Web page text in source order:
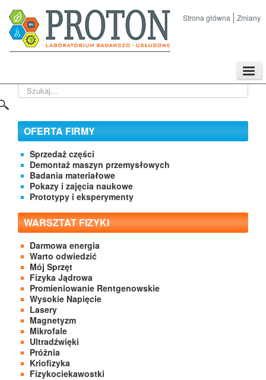
Strona główna Zmiany
Kontakt
Szukaj...
OFERTA FIRMY
Sprzedaż części
Demontaż maszyn przemysłowych
Badania materiałowe
Pokazy i zajęcia naukowe
Prototypy i eksperymenty
WARSZTAT FIZYKI
Darmowa energia
Warto odwiedzić
Mój Sprzęt
Fizyka Jądrowa
Promieniowanie Rentgenowskie
Wysokie Napięcie
Lasery
Magnetyzm
Mikrofale
Ultradźwięki
Próżnia
Kriofizyka
Fizykociekawostki